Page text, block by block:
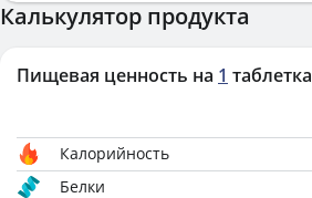
Калькулятор продукта
Пищевая ценность на 1 таблетка
Калорийность
Белки